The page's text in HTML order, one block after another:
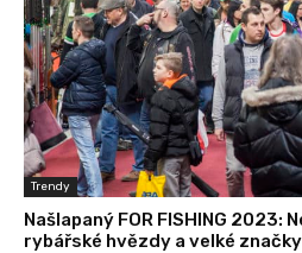
Trendy
Našlapaný FOR FISHING 2023:
rybářské hvězdy a velké značky